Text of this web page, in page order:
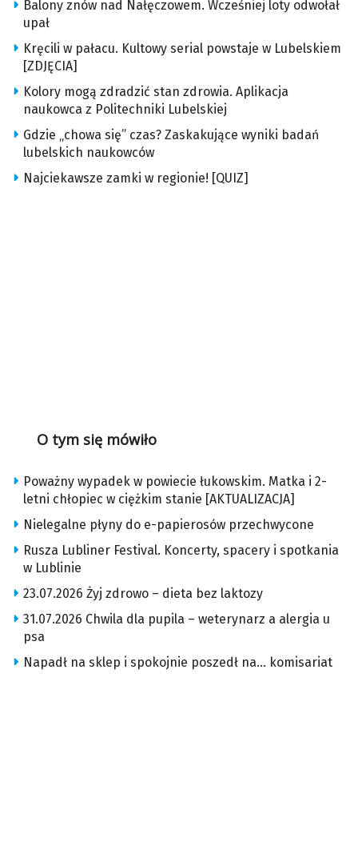
Balony znów nad Nałęczowem. Wcześniej loty odwołał
upał
Kręcili w pałacu. Kultowy serial powstaje w Lubelskiem
[ZDJĘCIA]
Kolory mogą zdradzić stan zdrowia. Aplikacja
naukowca z Politechniki Lubelskiej
Gdzie „chowa się” czas? Zaskakujące wyniki badań
lubelskich naukowców
Najciekawsze zamki w regionie! [QUIZ]
O tym się mówiło
Poważny wypadek w powiecie łukowskim. Matka i 2-
letni chłopiec w ciężkim stanie [AKTUALIZACJA]
Nielegalne płyny do e-papierosów przechwycone
Rusza Lubliner Festival. Koncerty, spacery i spotkania
w Lublinie
23.07.2026 Żyj zdrowo – dieta bez laktozy
31.07.2026 Chwila dla pupila – weterynarz a alergia u
psa
Napadł na sklep i spokojnie poszedł na… komisariat